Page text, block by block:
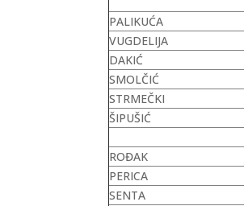
PALIKUĆA
VUGDELIJA
DAKIĆ
SMOLČIĆ
STRMEČKI
ŠIPUŠIĆ
ROĐAK
PERICA
SENTA